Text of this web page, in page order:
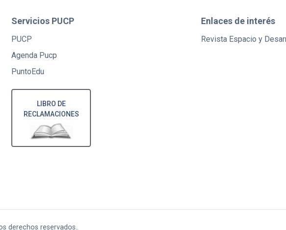
Servicios PUCP
PUCP
Agenda Pucp
PuntoEdu
LIBRO DE
RECLAMACIONES
Enlaces de interés
Revista Espacio y
derechos reservados..